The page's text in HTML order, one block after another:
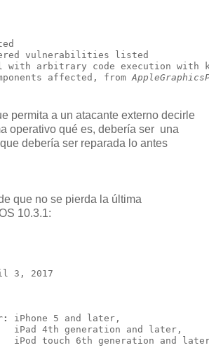
vulnerabilities listed
with arbitrary code execution with
affected, from
permita a un atacante externo decirle
operativo qué es, debería ser una
debería ser reparada lo antes
que no se pierda la última
10.3.1:
3, 2017
iPhone 5 and later,
iPad 4th generation and later,
iPod touch 6th generation and